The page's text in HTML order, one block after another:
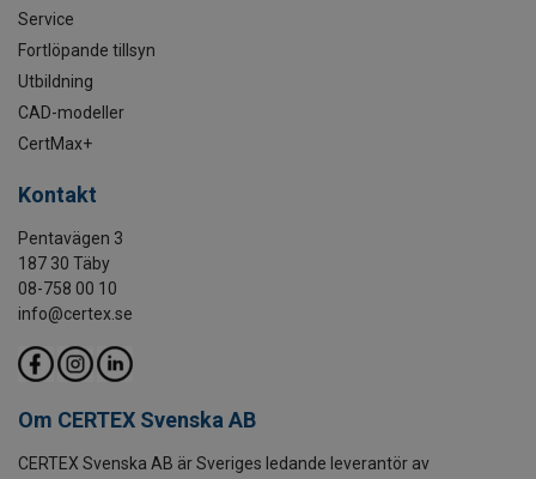
Service
Fortlöpande tillsyn
Utbildning
CAD-modeller
CertMax+
Kontakt
Pentavägen 3
187 30 Täby
08-758 00 10
info@certex.se
Om CERTEX Svenska AB
CERTEX Svenska AB är Sveriges ledande leverantör av